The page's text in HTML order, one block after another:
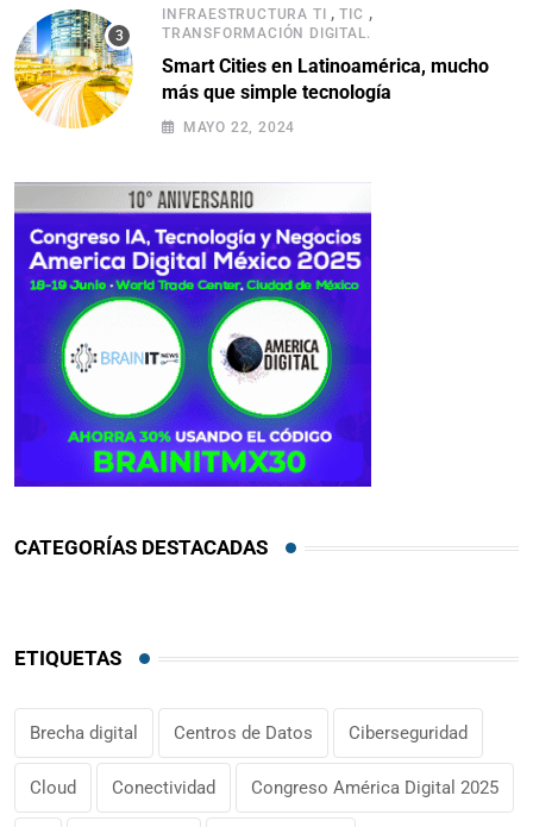
INFRAESTRUCTURA TI ,TIC ,
TRANSFORMACIÓN DIGITAL.
Smart Cities en Latinoamérica, mucho
más que simple tecnología
MAYO 22, 2024
CATEGORÍAS DESTACADAS
ETIQUETAS
Brecha digital Centros de Datos Ciberseguridad
Cloud Conectividad Congreso América Digital 2025